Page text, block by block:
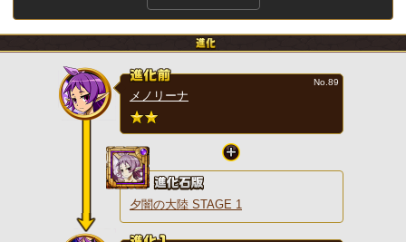
メノリーナ
No.89
夕闇の大陸 STAGE 1